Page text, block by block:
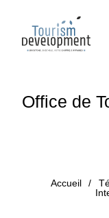
Office de
Accueil /